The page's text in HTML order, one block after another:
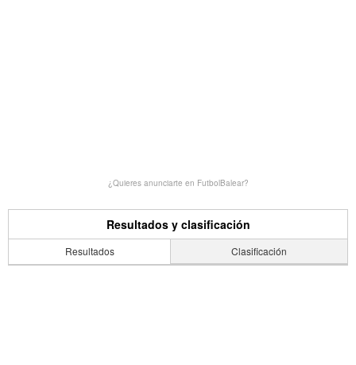
¿Quieres anunciarte en FutbolBalear?
Resultados y clasificación
Resultados Clasificación